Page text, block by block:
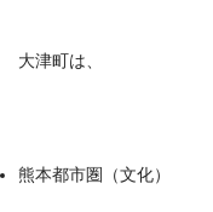
大津町は、
熊本都市圏（文化）